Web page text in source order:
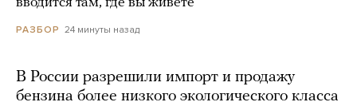
РАЗБОР 24 минуты назад
В России разрешили импорт и продажу
бензина более низкого экологического класса